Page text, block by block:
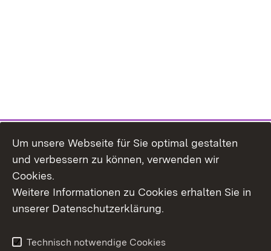
Erklärung zur
Benutzungshinweise
Um unsere Webseite für Sie optimal gestalten
und verbessern zu können, verwenden wir
Cookies.
Weitere Informationen zu Cookies erhalten Sie in
unserer Datenschutzerklärung.
Technisch notwendige Cookies